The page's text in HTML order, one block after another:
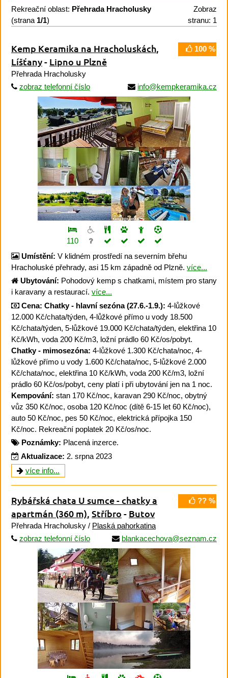
Rekreační oblast: Přehrada Hracholusky
(strana 1/1)
Zobraz
stranu: 1
100 %
Kemp Keramika na Hracholuskách,
Líšťany- Lipno u Plzně
Přehrada Hracholusky
zobraz telefonní číslo
info@kempkeramika.cz
110
Umístění: V klidném prostředí na severním břehu
Hracholuské přehrady, asi 15 km západně od Plzně. více...
Ubytování: Pohodový kemp s chatkami, místem pro stany
i karavany a restaurací. více...
Cena: Chatky - hlavní sezóna (27.6.-1.9.): 4-lůžkové
12.000 Kč/chata/týden, 4-lůžkové přímo u vody 18.500
Kč/chata/týden, 5-lůžkové 19.000 Kč/chata/týden, elektřina 10
Kč/kWh, voda 200 Kč/m3, ložní prádlo 60 Kč/os/pobyt.
Chatky - mimosezóna: 4-lůžkové 1.300 Kč/chata/noc, 4-
lůžkové přímo u vody 1.600 Kč/chata/noc, 5-lůžkové 2.000
Kč/chata/noc, elektřina 10 Kč/kWh, voda 200 Kč/m3, ložní
prádlo 60 Kč/os/pobyt, ceny platí i při ubytování jen na 1 noc.
Kempování: stan 170 Kč/noc, karavan 290 Kč/noc, obytný
vůz 350 Kč/noc, osoba 120 Kč/noc (dítě 6-15 let 60 Kč/noc),
auto 50 Kč/noc, pes 50 Kč/noc, elektrická přípojka 150
Kč/noc. Rekreační poplatek 20 Kč/os/noc.
Poznámky: Placená inzerce.
Aktualizace: 2. srpna 2023
více info...
?? %
Rybářská chata U sumce - chatky a
apartmán (360 m), Stříbro - Butov
Přehrada Hracholusky / Plaská pahorkatina
zobraz telefonní číslo
blankacechova@seznam.cz